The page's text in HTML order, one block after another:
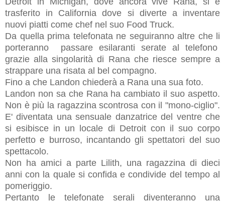
trasferito in California dove si diverte a inventare
nuovi piatti come chef nel suo Food Truck.
Da quella prima telefonata ne seguiranno altre che li
porteranno passare esilaranti serate al telefono
grazie alla singolarità di Rana che riesce sempre a
strappare una risata al bel compagno.
Fino a che Landon chiederà a Rana una sua foto.
Landon non sa che Rana ha cambiato il suo aspetto.
Non è più la ragazzina scontrosa con il "mono-ciglio".
E' diventata una sensuale danzatrice del ventre che
si esibisce in un locale di Detroit con il suo corpo
perfetto e burroso, incantando gli spettatori del suo
spettacolo.
Non ha amici a parte Lilith, una ragazzina di dieci
anni con la quale si confida e condivide del tempo al
pomeriggio.
Pertanto le telefonate serali diventeranno una